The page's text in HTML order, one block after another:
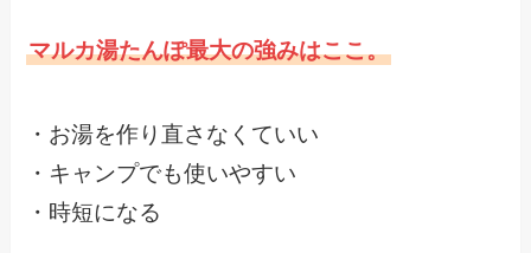
マルカ湯たんぽ最大の強みはここ。
・お湯を作り直さなくていい
・キャンプでも使いやすい
・時短になる